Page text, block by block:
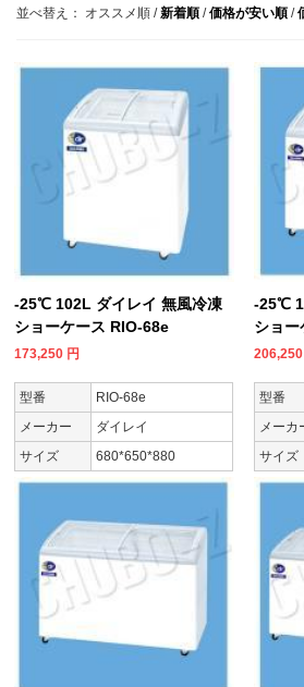
並べ替え： オススメ順 /新着順 /価格が安い順 /
-25℃ 102L ダイレイ 無風冷凍
ショーケース RIO-68e
173,250 円
型番
RIO-68e
メーカー
ダイレイ
サイズ
680*650*880
-25℃
ショ
206,250
型番
メーカ
サイズ